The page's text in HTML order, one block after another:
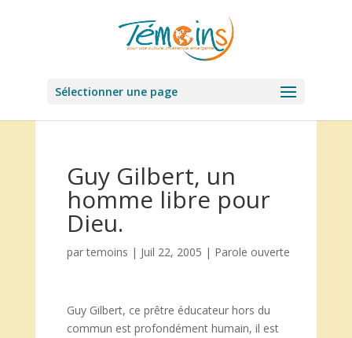
Sélectionner une page
Guy Gilbert, un
homme libre pour
Dieu.
partemoins | Juil 22, 2005 | Parole ouverte
Guy Gilbert, ce prêtre éducateur hors du
commun est profondément humain, il est